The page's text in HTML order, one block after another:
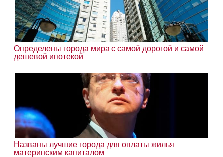
Определены города мира с самой дорогой и самой
дешевой ипотекой
Названы лучшие города для оплаты жилья
материнским капиталом